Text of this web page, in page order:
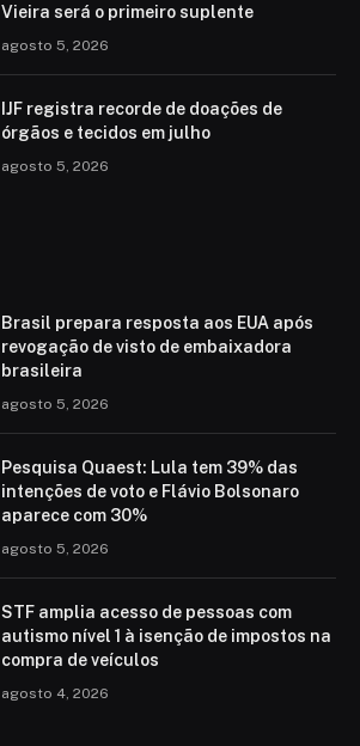
Vieira será o primeiro suplente
agosto 5, 2026
IJF registra recorde de doações de
órgãos e tecidos em julho
agosto 5, 2026
Brasil prepara resposta aos EUA após
revogação de visto de embaixadora
brasileira
agosto 5, 2026
Pesquisa Quaest: Lula tem 39% das
intenções de voto e Flávio Bolsonaro
aparece com 30%
agosto 5, 2026
STF amplia acesso de pessoas com
autismo nível 1 à isenção de impostos na
compra de veículos
agosto 4, 2026